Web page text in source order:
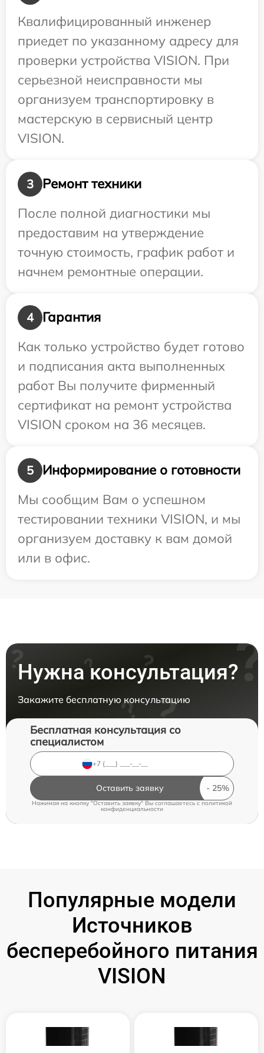
Квалифицированный инженер
приедет по указанному адресу для
проверки устройства VISION. При
серьезной неисправности мы
организуем транспортировку в
мастерскую в сервисный центр
VISION.
3
Ремонт техники
После полной диагностики мы
предоставим на утверждение
точную стоимость, график работ и
начнем ремонтные операции.
4
Гарантия
Как только устройство будет готово
и подписания акта выполненных
работ Вы получите фирменный
сертификат на ремонт устройства
VISION сроком на 36 месяцев.
5
Информирование о готовности
Мы сообщим Вам о успешном
тестировании техники VISION, и мы
организуем доставку к вам домой
или в офис.
Нужна консультация?
Закажите бесплатную консультацию
Бесплатная консультация со
специалистом
Оставить заявку
Нажимая на кнопку "Оставить заявку" Вы соглашаетесь cполитикой
конфиденциальности
Популярные модели
Источников
бесперебойного питания
VISION